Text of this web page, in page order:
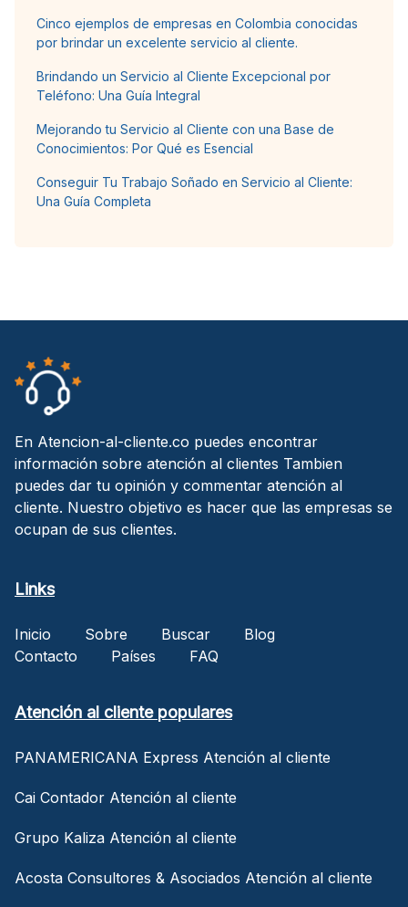
Cinco ejemplos de empresas en Colombia conocidas
por brindar un excelente servicio al cliente.
Brindando un Servicio al Cliente Excepcional por
Teléfono: Una Guía Integral
Mejorando tu Servicio al Cliente con una Base de
Conocimientos: Por Qué es Esencial
Conseguir Tu Trabajo Soñado en Servicio al Cliente:
Una Guía Completa
En Atencion-al-cliente.co puedes encontrar
información sobre atención al clientes Tambien
puedes dar tu opinión y commentar atención al
cliente. Nuestro objetivo es hacer que las empresas se
ocupan de sus clientes.
Links
Inicio Sobre Buscar
Blog
Contacto
Países FAQ
Atención al cliente populares
PANAMERICANA Express Atención al cliente
Cai Contador Atención al cliente
Grupo Kaliza Atención al cliente
Acosta Consultores & Asociados Atención al cliente